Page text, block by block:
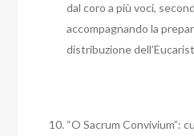
dal coro a più voci,
accompagnando la
distribuzione
“O Sacrum Convivium”: